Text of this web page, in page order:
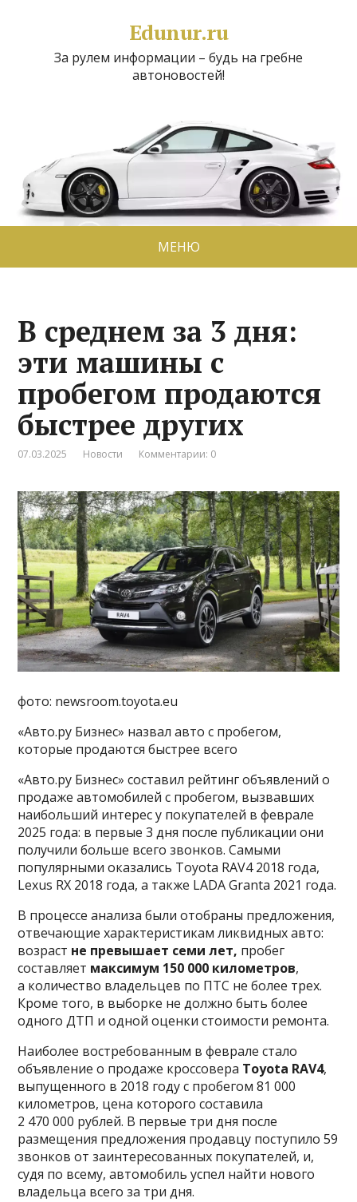
Edunur.ru
За рулем информации – будь на гребне
автоновостей!
МЕНЮ
В среднем за 3 дня:
эти машины с
пробегом продаются
быстрее других
07.03.2025 Новости Комментарии: 0
фото: newsroom.toyota.eu
«Авто.ру Бизнес» назвал авто с пробегом,
которые продаются быстрее всего
«Авто.ру Бизнес» составил рейтинг объявлений о
продаже автомобилей с пробегом, вызвавших
наибольший интерес у покупателей в феврале
2025 года: в первые 3 дня после публикации они
получили больше всего звонков. Самыми
популярными оказались Toyota RAV4 2018 года,
Lexus RX 2018 года, а также LADA Granta 2021 года.
В процессе анализа были отобраны предложения,
отвечающие характеристикам ликвидных авто:
возраст не превышает семи лет, пробег
составляет максимум 150 000 километров,
а количество владельцев по ПТС не более трех.
Кроме того, в выборке не должно быть более
одного ДТП и одной оценки стоимости ремонта.
Наиболее востребованным в феврале стало
объявление о продаже кроссовера Toyota RAV4,
выпущенного в 2018 году с пробегом 81 000
километров, цена которого составила
2 470 000 рублей. В первые три дня после
размещения предложения продавцу поступило 59
звонков от заинтересованных покупателей, и,
судя по всему, автомобиль успел найти нового
владельца всего за три дня.